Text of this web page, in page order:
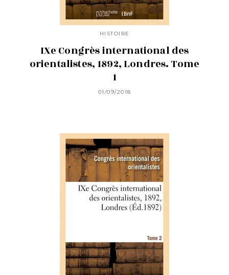
HISTOIRE
IXe Congrès international des
orientalistes, 1892, Londres. Tome
1
01/09/2018